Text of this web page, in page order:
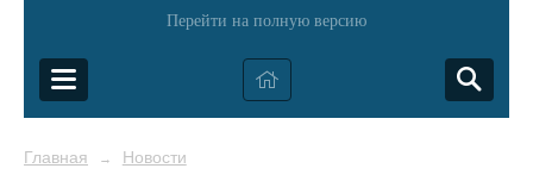
Перейти на полную версию
Главная → Новости